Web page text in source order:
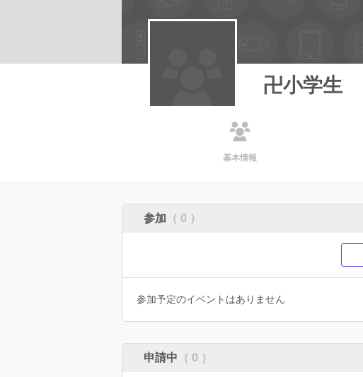
卍小学生
基本情報
参加 （ 0 ）
参加予定のイベントはありません
申請中 （ 0 ）